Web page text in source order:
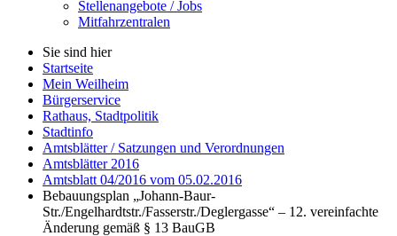
Stellenangebote / Jobs
Mitfahrzentralen
Sie sind hier
Startseite
Mein Weilheim
Bürgerservice
Rathaus, Stadtpolitik
Stadtinfo
Amtsblätter / Satzungen und Verordnungen
Amtsblätter 2016
Amtsblatt 04/2016 vom 05.02.2016
Bebauungsplan „Johann-Baur-
Str./Engelhardtstr./Fasserstr./Deglergasse“ – 12. vereinfachte
Änderung gemäß § 13 BauGB